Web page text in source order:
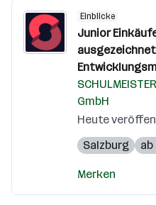
Einblicke
Junior
GmbH
Heute
Salzburg
Merken